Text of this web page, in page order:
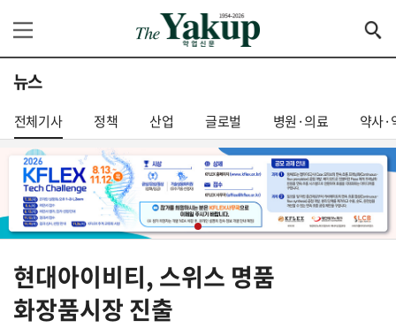
뉴스
전체기사 정책 산업 글로벌 병원·의료 약사·
현대아이비티, 스위스 명품
화장품시장 진출